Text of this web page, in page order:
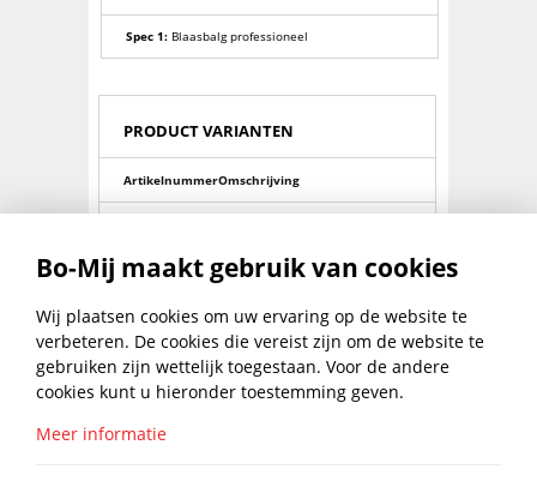
Spec 1: Blaasbalg professioneel
PRODUCT VARIANTEN
ArtikelnummerOmschrijving
0009599250 Borstel professioneel 8-10mm
0009599270 Borstel professioneel 10-14mm
0009599350 Kunststof injectiehuls PSM 8-50
0009599370 Kunststof injectiehuls PSM10-M12-85
0009599390
Bo-Mij maakt gebruik van cookies
Wij plaatsen cookies om uw ervaring op de website te
verbeteren. De cookies die vereist zijn om de website te
gebruiken zijn wettelijk toegestaan. Voor de andere
cookies kunt u hieronder toestemming geven.
Meer informatie